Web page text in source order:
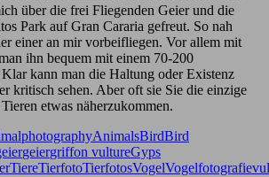
über die frei Fliegenden Geier und die
Park auf Gran Cararia gefreut. So nah
einer an mir vorbeifliegen. Vor allem mit
ihn bequem mit einem 70-200
kann man die Haltung oder Existenz
kritisch sehen. Aber oft sie Sie die einzige
etwas näherzukommen.
AnimalsBirdBird
geiergriffon vultureGyps
TiereTierfotoTierfotosVogelVogelfotografie